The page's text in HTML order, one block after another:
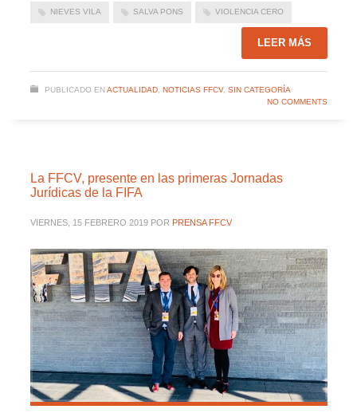
NIEVES VILA SALVA PONS VIOLENCIA CERO
LEER MÁS
PUBLICADO EN ACTUALIDAD, NOTICIAS FFCV, SIN CATEGORÍA
NO COMMENTS
La FFCV, presente en las primeras Jornadas
Jurídicas de la FIFA
VIERNES, 15 FEBRERO 2019 POR PRENSA FFCV